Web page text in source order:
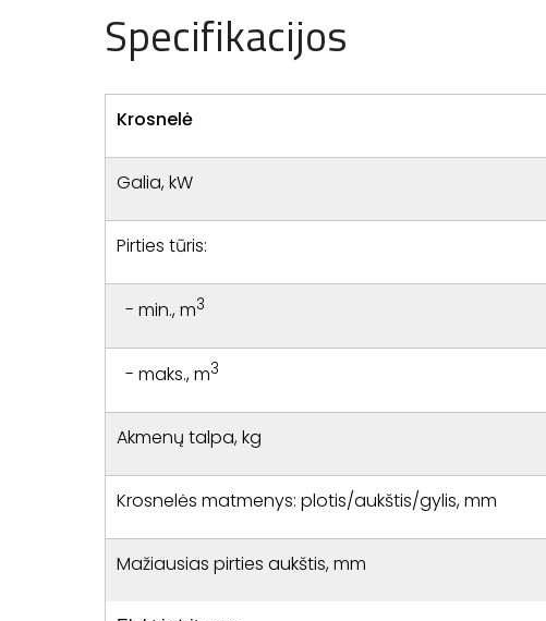
Specifikacijos
Krosnelė
Galia, kW
Pirties tūris:
- min., m3
- maks., m3
Akmenų talpa, kg
Krosnelės matmenys: plotis/aukštis/gylis, mm
Mažiausias pirties aukštis, mm